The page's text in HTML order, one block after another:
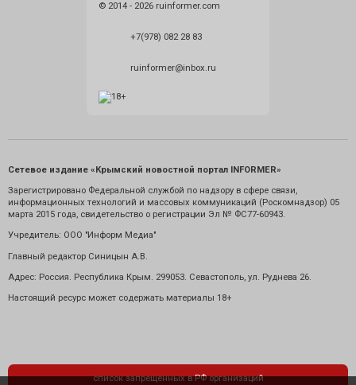
© 2014 - 2026 ruinformer.com
+7(978) 082 28 83
ruinformer@inbox.ru
Сетевое издание «Крымский новостной портал INFORMER»
Зарегистрировано Федеральной службой по надзору в сфере связи,
информационных технологий и массовых коммуникаций (Роскомнадзор) 05
марта 2015 года, свидетельство о регистрации Эл № ФС77-60943.
Учредитель: ООО "Информ Медиа"
Главный редактор Синицын А.В.
Адрес: Россия. Республика Крым. 299053. Севастополь, ул. Руднева 26.
Настоящий ресурс может содержать материалы 18+
список запрещенных в РФ организаций